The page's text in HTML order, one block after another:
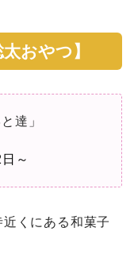
おやつ】
達」
～
くにある和菓子